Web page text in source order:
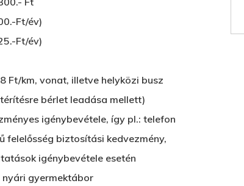
Ft/év)
Ft/év)
Ft/km, vonat, illetve helyközi busz
bérlet leadása mellett)
igénybevétele, így pl.: telefon
felelősség biztosítási kedvezmény,
igénybevétele esetén
nyári gyermektábor